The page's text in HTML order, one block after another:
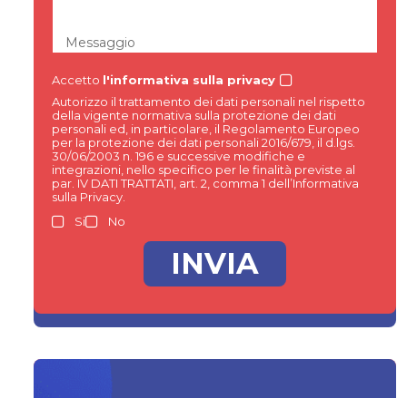
Messaggio
Accetto l'informativa sulla privacy
Autorizzo il trattamento dei dati personali nel rispetto
della vigente normativa sulla protezione dei dati
personali ed, in particolare, il Regolamento Europeo
per la protezione dei dati personali 2016/679, il d.lgs.
30/06/2003 n. 196 e successive modifiche e
integrazioni, nello specifico per le finalità previste al
par. IV DATI TRATTATI, art. 2, comma 1 dell’Informativa
sulla Privacy.
Si
No